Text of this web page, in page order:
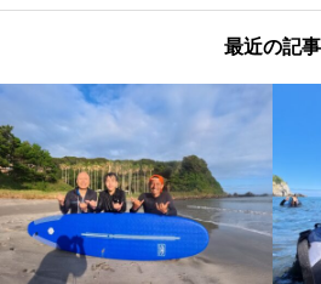
最近の記事